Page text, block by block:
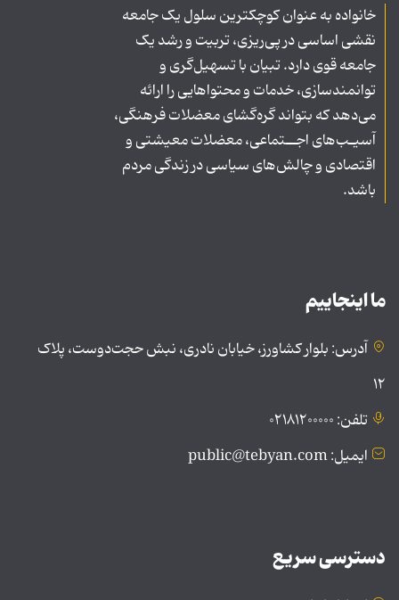
خانواده به عنوان کوچکترین سلول یک جامعه
نقشی اساسی در پی‌ریزی، تربیت و رشد یک
جامعه قوی دارد. تبیان با تسهیل‌گری و
توانمندسازی، خدمات و محتواهایی را ارائه
می‌دهد که بتواند گره‌گشای معضلات فرهنگی،
آسیـب‌های اجــتماعی، معضلات معیشتی و
اقتصادی و چالش‌های سیاسی در زندگی مردم
باشد.
ما اینجاییم
آدرس: بلوار کشاورز، خیابان نادری، نبش حجت‌دوست، پلاک
۱۲
تلفن: ۰۲۱۸۱۲۰۰۰۰۰
ایمیل: public@tebyan.com
دسترسی سریع